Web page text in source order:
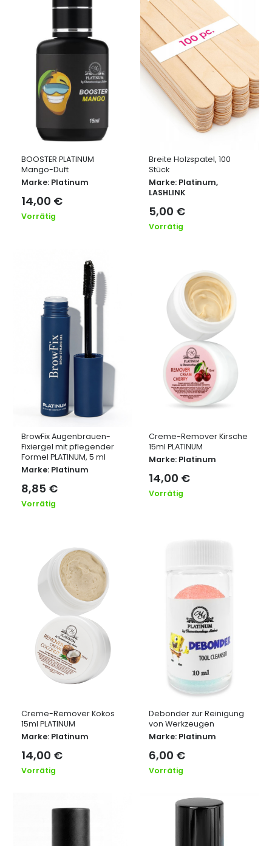
BOOSTER PLATINUM
Mango-Duft
Marke: Platinum
14,00 €
Vorrätig
Breite Holzspatel, 100
Stück
Marke: Platinum,
LASHLINK
5,00 €
Vorrätig
BrowFix Augenbrauen-
Fixiergel mit pflegender
Formel PLATINUM, 5 ml
Marke: Platinum
8,85 €
Vorrätig
Creme-Remover Kirsche
15ml PLATINUM
Marke: Platinum
14,00 €
Vorrätig
Creme-Remover Kokos
15ml PLATINUM
Marke: Platinum
14,00 €
Vorrätig
Debonder zur Reinigung
von Werkzeugen
Marke: Platinum
6,00 €
Vorrätig